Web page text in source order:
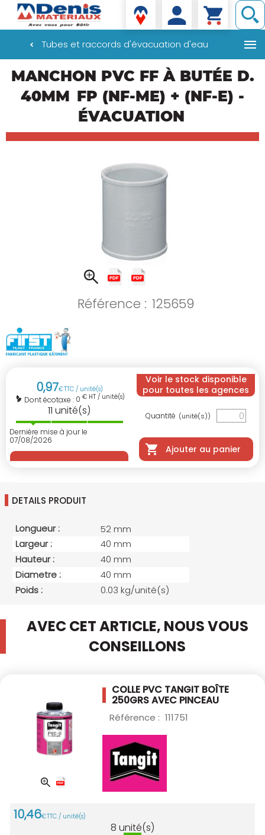
principal
Denis matériaux
Tubes et raccords d'évacuation d'eau
MANCHON PVC FF À BUTÉE D.
40MM FP (NF-ME) + (NF-E) -
ÉVACUATION
Référence : 125659
0,97€TTC / unité(s)
Dont écotaxe : 0 € HT / unité(s)
11 unité(s)
Dernière mise à jour le
07/08/2026
Voir le stock disponible
pour toutes les agences
Quantité (unité(s))
Ajouter au panier
DETAILS PRODUIT
Longueur :
52 mm
Largeur :
40 mm
Hauteur :
40 mm
Diametre :
40 mm
Poids :
0.03 kg/unité(s)
AVEC CET ARTICLE, NOUS VOUS
CONSEILLONS
COLLE PVC TANGIT BOÎTE
250GRS AVEC PINCEAU
Référence : 111751
10,46€TTC / unité(s)
8 unité(s)